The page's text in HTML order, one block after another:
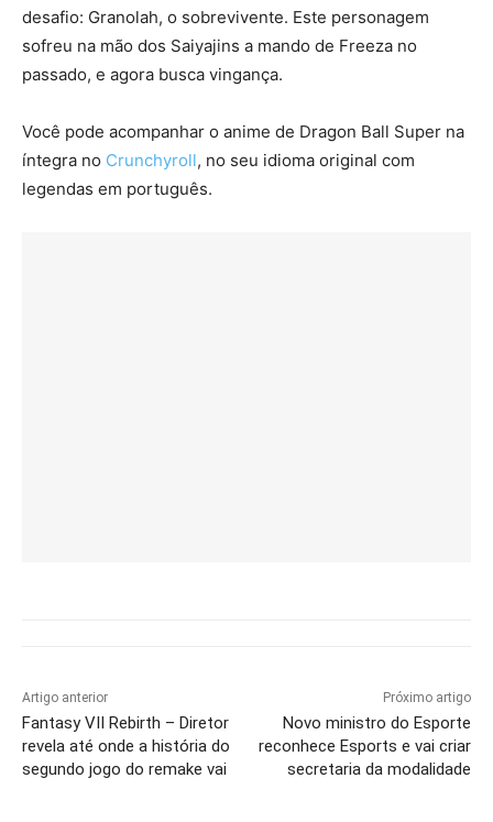
desafio: Granolah, o sobrevivente. Este personagem
sofreu na mão dos Saiyajins a mando de Freeza no
passado, e agora busca vingança.
Você pode acompanhar o anime de Dragon Ball Super na
íntegra no Crunchyroll, no seu idioma original com
legendas em português.
Artigo anterior
Fantasy VII Rebirth – Diretor
revela até onde a história do
segundo jogo do remake vai
Próximo artigo
Novo ministro do Esporte
reconhece Esports e vai criar
secretaria da modalidade